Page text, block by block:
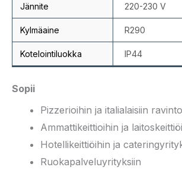
Jännite 220-230 V
Kylmäaine R290
Kotelointiluokka IP44
Sopii
Pizzerioihin ja italialaisiin
Ammattikeittioihin ja
Hotellikeittiöihin ja
Ruokapalveluyrityksiin